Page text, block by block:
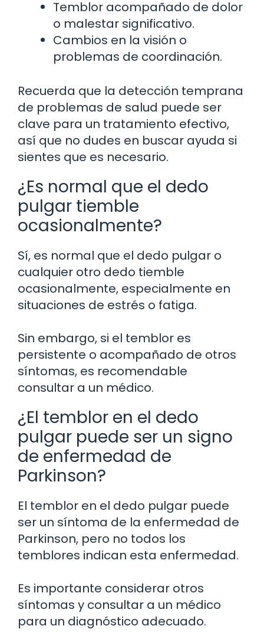
Temblor acompañado de dolor
o malestar significativo.
Cambios en la visión o
problemas de coordinación.
Recuerda que la detección temprana
de problemas de salud puede ser
clave para un tratamiento efectivo,
así que no dudes en buscar ayuda si
sientes que es necesario.
¿Es normal que el dedo
pulgar tiemble
ocasionalmente?
Sí, es normal que el dedo pulgar o
cualquier otro dedo tiemble
ocasionalmente, especialmente en
situaciones de estrés o fatiga.
Sin embargo, si el temblor es
persistente o acompañado de otros
síntomas, es recomendable
consultar a un médico.
¿El temblor en el dedo
pulgar puede ser un signo
de enfermedad de
Parkinson?
El temblor en el dedo pulgar puede
ser un síntoma de la enfermedad de
Parkinson, pero no todos los
temblores indican esta enfermedad.
Es importante considerar otros
síntomas y consultar a un médico
para un diagnóstico adecuado.